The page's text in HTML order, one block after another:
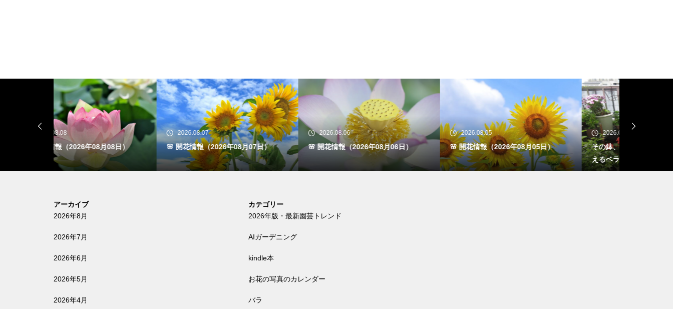
2026.08.07
🌸 開花情報（2026年08月07日）
2026.08.06
🌸 開花情報（2026年08月06日）
2026.08.05
🌸 開花情報（2026年08月05日）
2026.08.05
その鉢、落ちてきませんか 地震に備
えるベランダと庭の安全点検
アーカイブ
2026年8月
2026年7月
2026年6月
2026年5月
2026年4月
カテゴリー
2026年版・最新園芸トレンド
AIガーデニング
kindle本
お花の写真のカレンダー
バラ